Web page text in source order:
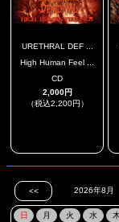
URETHRAL DEF ...
High Human Feel ...
CD
2,000円
（税込2,200円）